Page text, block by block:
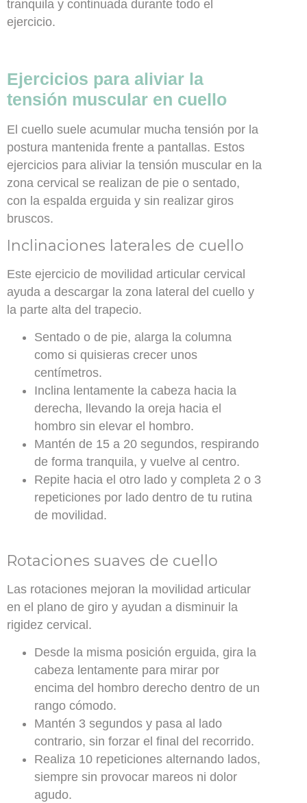
tranquila y continuada durante todo el
ejercicio.
Ejercicios para aliviar la
tensión muscular en cuello
El cuello suele acumular mucha tensión por la
postura mantenida frente a pantallas. Estos
ejercicios para aliviar la tensión muscular en la
zona cervical se realizan de pie o sentado,
con la espalda erguida y sin realizar giros
bruscos.
Inclinaciones laterales de cuello
Este ejercicio de movilidad articular cervical
ayuda a descargar la zona lateral del cuello y
la parte alta del trapecio.
Sentado o de pie, alarga la columna
como si quisieras crecer unos
centímetros.
Inclina lentamente la cabeza hacia la
derecha, llevando la oreja hacia el
hombro sin elevar el hombro.
Mantén de 15 a 20 segundos, respirando
de forma tranquila, y vuelve al centro.
Repite hacia el otro lado y completa 2 o 3
repeticiones por lado dentro de tu rutina
de movilidad.
Rotaciones suaves de cuello
Las rotaciones mejoran la movilidad articular
en el plano de giro y ayudan a disminuir la
rigidez cervical.
Desde la misma posición erguida, gira la
cabeza lentamente para mirar por
encima del hombro derecho dentro de un
rango cómodo.
Mantén 3 segundos y pasa al lado
contrario, sin forzar el final del recorrido.
Realiza 10 repeticiones alternando lados,
siempre sin provocar mareos ni dolor
agudo.